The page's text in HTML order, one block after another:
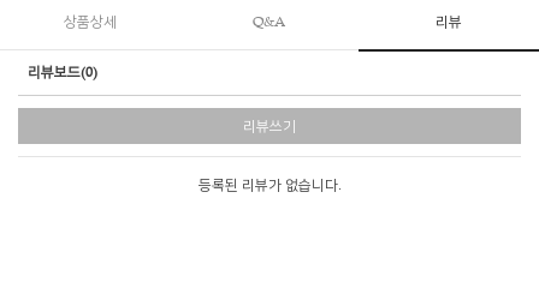
상품상세 Q&A 리뷰
리뷰보드(0)
리뷰쓰기
등록된 리뷰가 없습니다.